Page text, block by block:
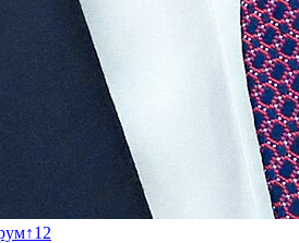
↑12